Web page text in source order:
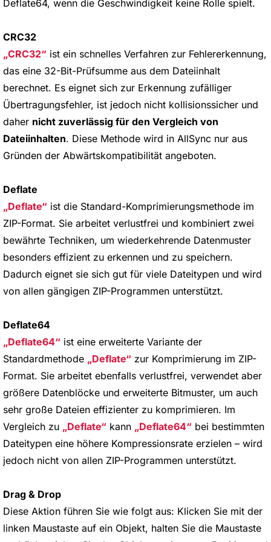
Deflate64, wenn die Geschwindigkeit keine Rolle spielt.
CRC32
CRC32
ist ein schnelles Verfahren zur Fehlererkennung,
das eine 32-Bit-Prüfsumme aus dem Dateiinhalt
berechnet. Es eignet sich zur Erkennung zufälliger
Übertragungsfehler, ist jedoch nicht kollisionssicher und
daher nicht zuverlässig für den Vergleich von
Dateiinhalten. Diese Methode wird in AllSync nur aus
Gründen der Abwärtskompatibilität angeboten.
Deflate
Deflate
ist die Standard-Komprimierungsmethode im
ZIP-Format. Sie arbeitet verlustfrei und kombiniert zwei
bewährte Techniken, um wiederkehrende Datenmuster
besonders effizient zu erkennen und zu speichern.
Dadurch eignet sie sich gut für viele Dateitypen und wird
von allen gängigen ZIP-Programmen unterstützt.
Deflate64
Deflate64
ist eine erweiterte Variante der
Standardmethode
Deflate
zur Komprimierung im ZIP-
Format. Sie arbeitet ebenfalls verlustfrei, verwendet aber
größere Datenblöcke und erweiterte Bitmuster, um auch
sehr große Dateien effizienter zu komprimieren. Im
Vergleich zu
Deflate kann Deflate64
bei bestimmten
Dateitypen eine höhere Kompressionsrate erzielen – wird
jedoch nicht von allen ZIP-Programmen unterstützt.
Drag & Drop
Diese Aktion führen Sie wie folgt aus: Klicken Sie mit der
linken Maustaste auf ein Objekt, halten Sie die Maustaste